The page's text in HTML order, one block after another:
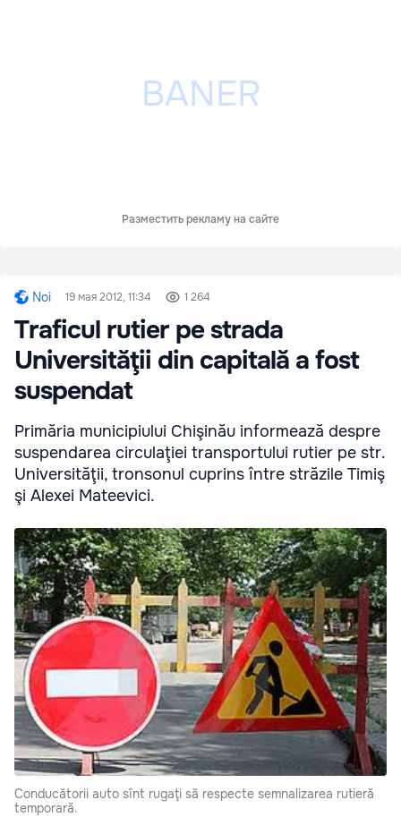
Разместить рекламу на сайте
Noi 19 мая 2012, 11:34 1 264
Traficul rutier pe strada
Universităţii din capitală a fost
suspendat
Primăria municipiului Chişinău informează despre
suspendarea circulaţiei transportului rutier pe str.
Universităţii, tronsonul cuprins între străzile Timiş
şi Alexei Mateevici.
Conducătorii auto sînt rugaţi să respecte semnalizarea rutieră
temporară.